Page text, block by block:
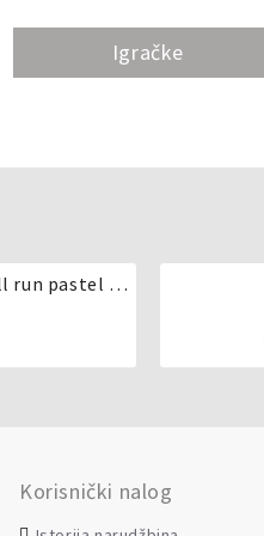
Igračke
Connetix - Ball run pastel 106 delova
Korisnički nalog